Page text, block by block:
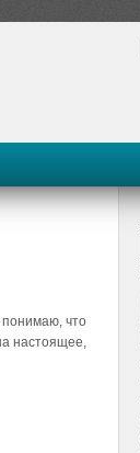
понимаю, что
настоящее,